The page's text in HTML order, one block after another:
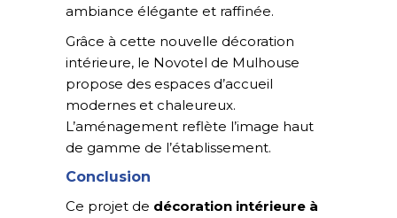
ambiance élégante et raffinée.
Grâce à cette nouvelle décoration
intérieure, le Novotel de Mulhouse
propose des espaces d’accueil
modernes et chaleureux.
L’aménagement reflète l’image haut
de gamme de l’établissement.
Conclusion
Ce projet de décoration intérieure à